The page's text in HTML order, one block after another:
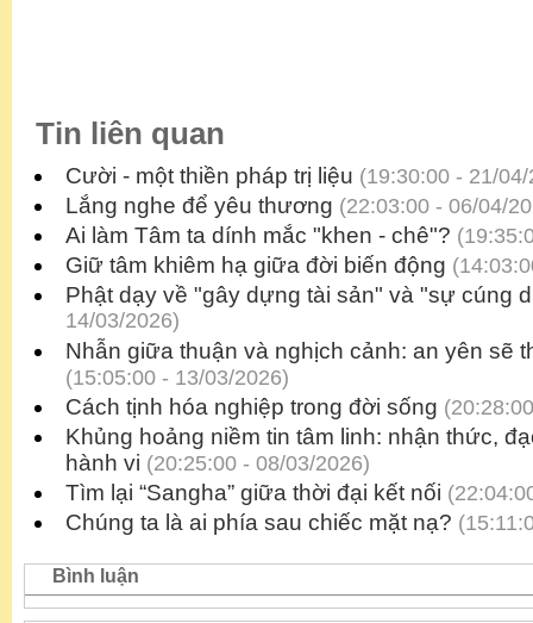
Tin liên quan
Cười - một thiền pháp trị liệu (19:30:00 - 21/
Lắng nghe để yêu thương (22:03:00 - 06/04/
Ai làm Tâm ta dính mắc "khen - chê"?
Giữ tâm khiêm hạ giữa đời biến động
Phật dạy về "gây dựng tài sản" và "sự cúng
14/03/2026)
Nhẫn giữa thuận và nghịch cảnh: an yên sẽ
(15:05:00 - 13/03/2026)
Cách tịnh hóa nghiệp trong đời sống
Khủng hoảng niềm tin tâm linh: nhận thức,
hành vi (20:25:00 - 08/03/2026)
Tìm lại “Sangha” giữa thời đại kết nối
Chúng ta là ai phía sau chiếc mặt nạ?
Bình luận